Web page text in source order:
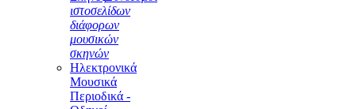
ιστοσελίδων
διάφορων
μουσικών
σκηνών
Ηλεκτρονικά
Μουσικά
Περιοδικά -